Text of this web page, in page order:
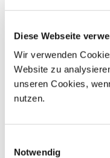
Diese Webseite
Wir verwenden
Website zu
unseren Cookies,
nutzen.
Notwendig
10 11 12
17 18 19
24 25 26